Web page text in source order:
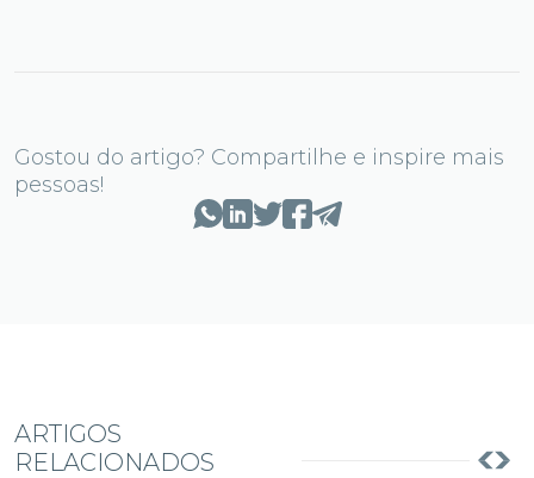
Gostou do artigo? Compartilhe e inspire mais
pessoas!
ARTIGOS
RELACIONADOS